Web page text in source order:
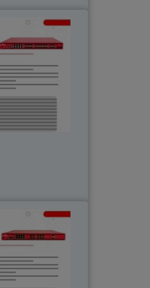
Firebox M6850
für
und
werden durch
, 50G- und 100G-
erzielt.
Firebox M4850
in Rackmount-
UTM,